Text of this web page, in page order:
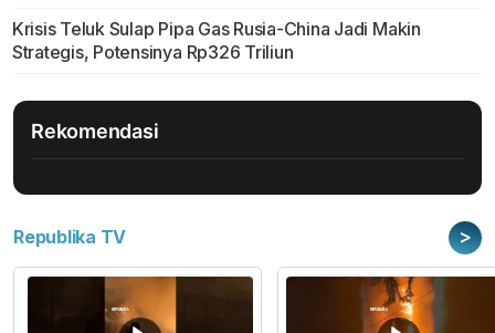
Krisis Teluk Sulap Pipa Gas Rusia-China Jadi Makin
Strategis, Potensinya Rp326 Triliun
Rekomendasi
Republika TV >